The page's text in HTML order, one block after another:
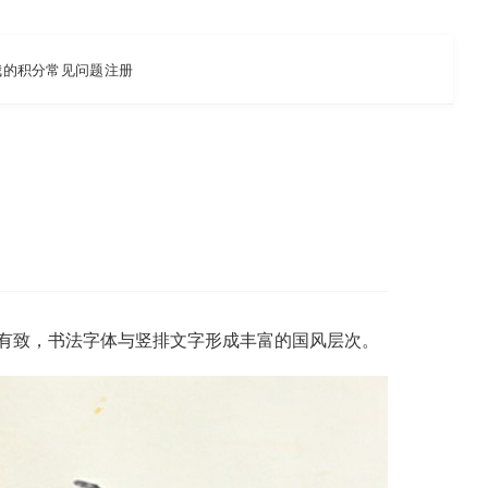
的积分常见问题注册
，书法字体与竖排文字形成丰富的国风层次。